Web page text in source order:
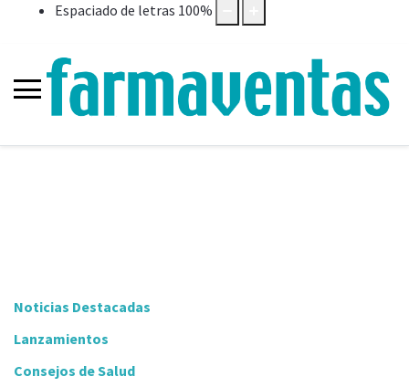
Espaciado de letras 100%
Noticias Destacadas
Lanzamientos
Consejos de Salud